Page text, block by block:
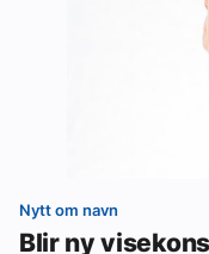
Nytt om navn
Blir ny